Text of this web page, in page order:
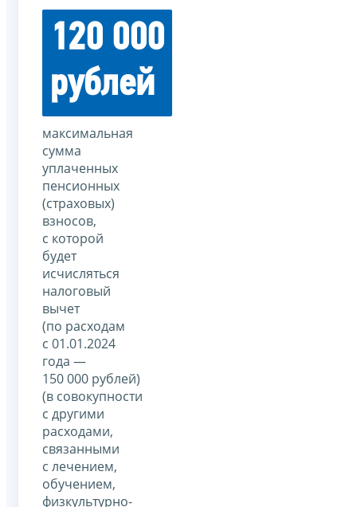
120 000
рублей
максимальная
сумма
уплаченных
пенсионных
(страховых)
взносов,
с которой
будет
исчисляться
налоговый
вычет
(по расходам
с 01.01.2024
года —
150 000 рублей)
(в совокупности
с другими
расходами,
связанными
с лечением,
обучением,
физкультурно-